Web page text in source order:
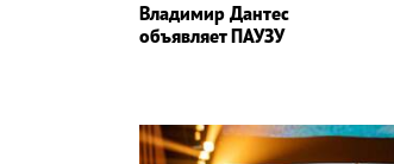
Владимир Дантес
объявляет ПАУЗУ